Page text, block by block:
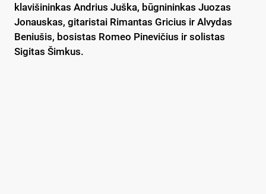
klavišininkas Andrius Juška, būgnininkas Juozas
Jonauskas, gitaristai Rimantas Gricius ir Alvydas
Beniušis, bosistas Romeo Pinevičius ir solistas
Sigitas Šimkus.